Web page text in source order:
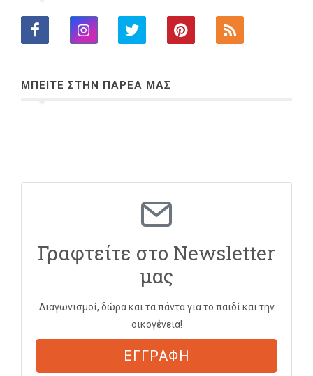
ΜΠΕΙΤΕ ΣΤΗΝ ΠΑΡΕΑ ΜΑΣ
Γραφτείτε στο Newsletter
μας
Διαγωνισμοί, δώρα και τα πάντα για το παιδί και την
οικογένεια!
ΕΓΓΡΑΦΗ